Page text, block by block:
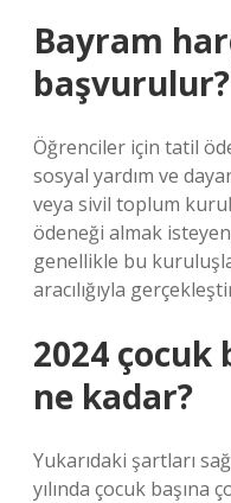
Bayram
başvurulur?
Öğrenciler için tatil
sosyal yardım ve
veya sivil toplum
ödeneği almak
genellikle bu
aracılığıyla
2024 çocuk
ne kadar?
Yukarıdaki şartları
yılında çocuk başına